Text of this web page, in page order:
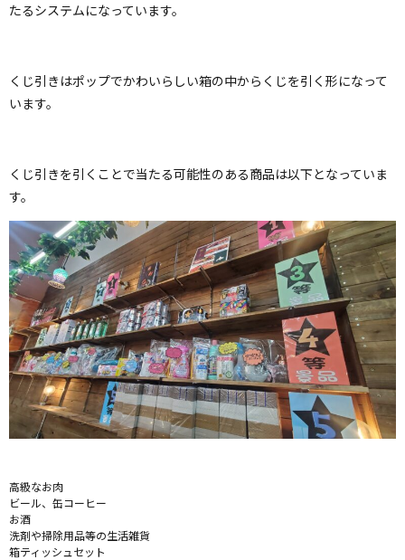
たるシステムになっています。
くじ引きはポップでかわいらしい箱の中からくじを引く形になって
います。
くじ引きを引くことで当たる可能性のある商品は以下となっていま
す。
高級なお肉
ビール、缶コーヒー
お酒
洗剤や掃除用品等の生活雑貨
箱ティッシュセット